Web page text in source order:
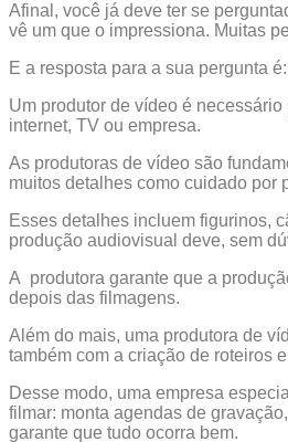
Afinal, você já deve ter se
vê um que o impressiona. Muitas
E a resposta para a sua pergunta
Um produtor de vídeo é
internet, TV ou empresa.
As produtoras de vídeo são
muitos detalhes como cuidado por
Esses detalhes incluem figurinos,
produção audiovisual deve, sem
A produtora garante que a
depois das filmagens.
Além do mais, uma produtora de
também com a criação de roteiros
Desse modo, uma empresa
filmar: monta agendas de
garante que tudo ocorra bem.